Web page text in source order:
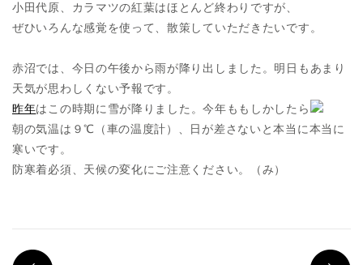
小田代原、カラマツの紅葉はほとんど終わりですが、
ぜひいろんな感覚を使って、散策していただきたいです。
赤沼では、今日の午後から雨が降り出しました。明日もあまり
天気が思わしくない予報です。
昨年はこの時期に雪が降りました。今年ももしかしたら
朝の気温は９℃（車の温度計）、日が差さないと本当に本当に
寒いです。
防寒着必須、天候の変化にご注意ください。（み）